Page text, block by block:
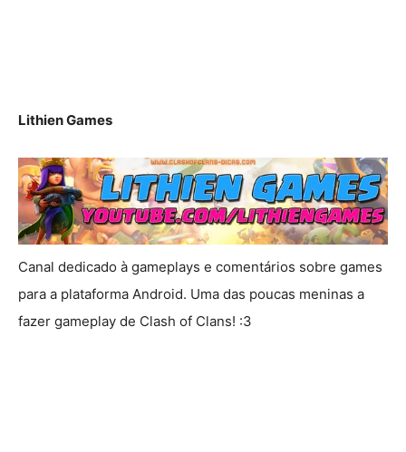
Lithien Games
Canal dedicado à gameplays e comentários sobre games
para a plataforma Android. Uma das poucas meninas a
fazer gameplay de Clash of Clans! :3